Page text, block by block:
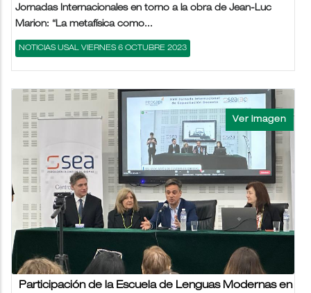
Jornadas Internacionales en torno a la obra de Jean-Luc
Marion: “La metafísica como...
NOTICIAS USAL VIERNES 6 OCTUBRE 2023
Participación de la Escuela de Lenguas Modernas en